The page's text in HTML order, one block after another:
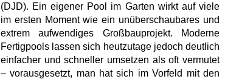
(DJD). Ein eigener Pool im Garten wirkt auf viele
im ersten Moment wie ein unüberschaubares und
extrem aufwendiges Großbauprojekt. Moderne
Fertigpools lassen sich heutzutage jedoch deutlich
einfacher und schneller umsetzen als oft vermutet
– vorausgesetzt, man hat sich im Vorfeld mit den